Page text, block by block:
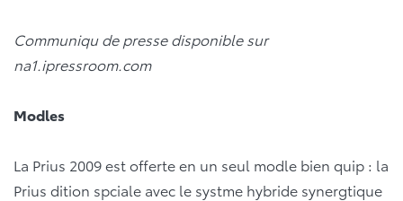
Communiqu de presse disponible sur
na1.ipressroom.com
Modles
La Prius 2009 est offerte en un seul modle bien quip : la
Prius dition spciale avec le systme hybride synergtique